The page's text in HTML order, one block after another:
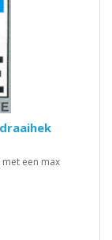
een max